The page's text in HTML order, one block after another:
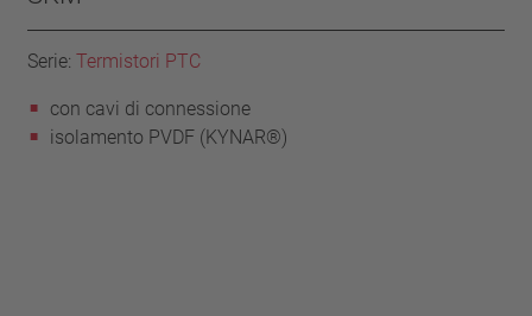
Serie:Termistori PTC
con cavi di connessione
isolamento PVDF (KYNAR®)